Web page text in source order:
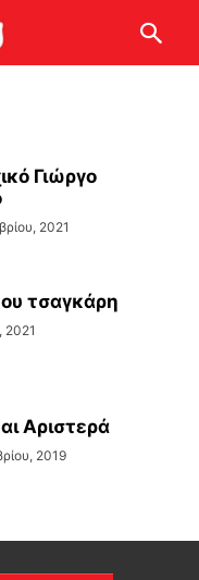
Γιώργο
2021
τσαγκάρη
2021
Αριστερά
2019